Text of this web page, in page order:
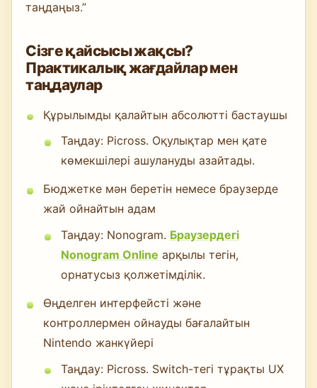
таңдаңыз.”
Сізге қайсысы жақсы?
Практикалық жағдайлар мен
таңдаулар
Құрылымды қалайтын абсолютті бастаушы
Таңдау: Picross. Оқулықтар мен қате
көмекшілері ашулануды азайтады.
Бюджетке мән беретін немесе браузерде
жай ойнайтын адам
Таңдау: Nonogram. Браузердегі
Nonogram Online арқылы тегін,
орнатусыз қолжетімділік.
Өңделген интерфейсті және
контроллермен ойнауды бағалайтын
Nintendo жанкүйері
Таңдау: Picross. Switch-тегі тұрақты UX